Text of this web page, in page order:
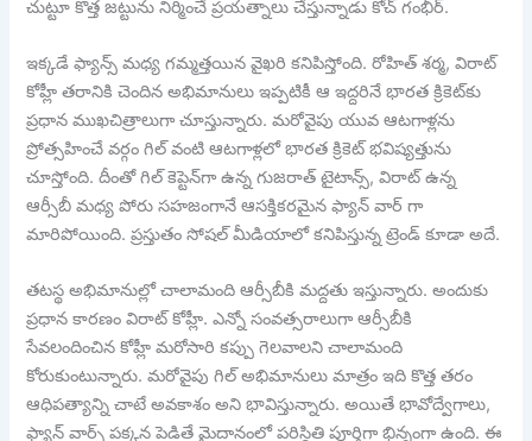
చుట్టూ కొత్త జట్టును నిర్మించే ప్రయత్నాలు చేస్తున్నాడు కోచ్ గంభీర్.
ఇక్కడే ఫ్యాన్స్ మధ్య గమ్మత్తయిన వైఖరి కనిపిస్తోంది. రోహిత్ శర్మ, విరాట్
కోహ్లీ తరానికి చెందిన అభిమానులు ఇప్పటికీ ఆ ఇద్దరినే భారత క్రికెట్‌కు
ప్రధాన ముఖచిత్రాలుగా చూస్తున్నారు. మరోవైపు యువ ఆటగాళ్లను
ప్రోత్సహించే వర్గం గిల్ వంటి ఆటగాళ్లలో భారత క్రికెట్ భవిష్యత్తును
చూస్తోంది. దీంతో గిల్ కెప్టెన్‌గా ఉన్న గుజరాత్ టైటాన్స్, విరాట్ ఉన్న
ఆర్సీబీ మధ్య పోరు సహజంగానే ఆసక్తికరమైన ఫ్యాన్ వార్ గా
మారిపోయింది. ప్రస్తుతం సోషల్ మీడియాలో కనిపిస్తున్న ట్రెండ్ కూడా అదే.
తటస్థ అభిమానుల్లో చాలామంది ఆర్సీబీకి మద్దతు ఇస్తున్నారు. అందుకు
ప్రధాన కారణం విరాట్ కోహ్లీ. ఎన్నో సంవత్సరాలుగా ఆర్సీబీకి
సేవలందించిన కోహ్లీ మరోసారి కప్పు గెలవాలని చాలామంది
కోరుకుంటున్నారు. మరోవైపు గిల్ అభిమానులు మాత్రం ఇది కొత్త తరం
ఆధిపత్యాన్ని చాటే అవకాశం అని భావిస్తున్నారు. అయితే భావోద్వేగాలు,
ఫ్యాన్ వార్స్ పక్కన పెడితే మైదానంలో పరిస్థితి పూర్తిగా భిన్నంగా ఉంది. ఈ